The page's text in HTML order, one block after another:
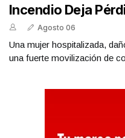
Incendio Deja
Agosto 06
Una mujer hospitalizada,
una fuerte movilización de